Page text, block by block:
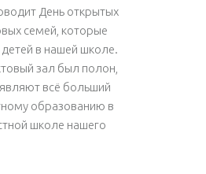
День открытых
семей, которые
детей в нашей школе.
зал был полон,
всё больший
образованию в
школе нашего